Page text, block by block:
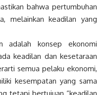
bahwa pertumbuhan
melainkan keadilan yang
adalah konsep ekonomi
keadilan dan kesetaraan
semua pelaku ekonomi,
kesempatan yang sama